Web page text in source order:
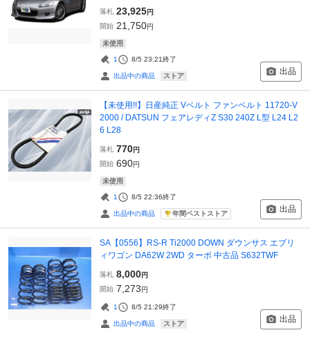
落札 23,925円
開始 21,750円
未使用
1 8/5 23:21終了
出品中の商品 ストア 出品
【未使用!!】日産純正 Vベルト ファンベルト 11720-V
2000 / DATSUN フェアレディZ S30 240Z L型 L24 L2
6 L28
落札 770円
開始 690円
未使用
1 8/5 22:36終了
出品中の商品 年間ベストストア 出品
SA【0556】RS-R Ti2000 DOWN ダウンサス エブリ
ィワゴン DA62W 2WD ターボ 中古品 S632TWF
落札 8,000円
開始 7,273円
1 8/5 21:29終了
出品中の商品 ストア 出品